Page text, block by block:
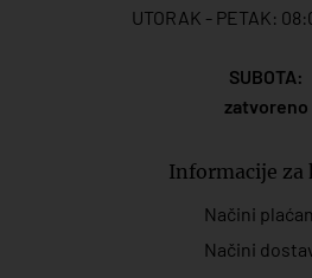
UTORAK - PETAK:
SUBOTA:
zatvoreno
Informacije za
Načini
Načini